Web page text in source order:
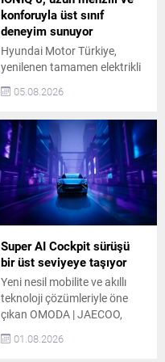
konforuyla üst sınıf
deneyim sunuyor
Hyundai Motor Türkiye,
yenilenen tamamen elektrikli
alınan Bluelink hizmeti ve
Türkiye’de satışa sundu.
Türkiye’de Advance ve
Progressive olmak üzere iki
seçenekle satışa sunulan
Yeni IONIQ 6, sırasıyla
birleşik 521 km (63 kWh) ve
680 km (84 kWh) menzile
sahip. Şık model, yeni nesil...
05.08.2026
Super AI Cockpit sürüşü
bir üst seviyeye taşıyor
Yeni nesil mobilite ve akıllı
teknoloji çözümleriyle öne
çıkan OMODA | JAECOO,
yapay zekâ destekli akıllı
kokpit teknolojilerindeki
01.08.2026